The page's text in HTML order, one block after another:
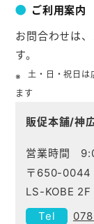
ご利用案内
お問合わせは
す。
土・日・祝日は
ます
販促本舗/神
営業時間
〒650-0044
LS-KOBE 2F